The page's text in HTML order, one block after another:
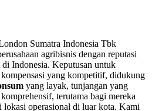
Sumatra Indonesia Tbk
agribisnis dengan reputasi
di Indonesia. Keputusan untuk
yang kompetitif, didukung
yang layak, tunjangan yang
terutama bagi mereka
lokasi operasional di luar kota. Kami